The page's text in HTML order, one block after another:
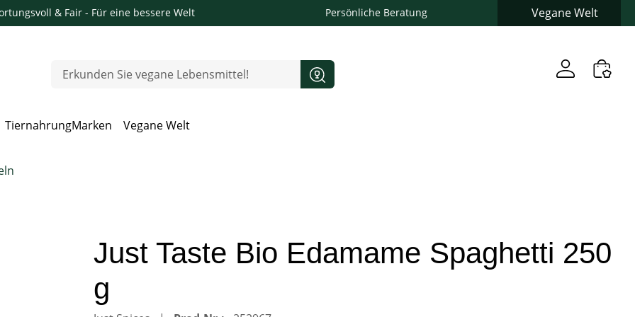
& Fair - Für eine bessere Welt Persönliche Beratung Vegane Welt
TiernahrungMarken
Vegane Welt
Just Taste Bio Edamame Spaghetti 250
g